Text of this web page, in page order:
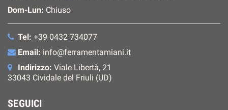
Dom-Lun: Chiuso
Tel: +39 0432 734077
Email: info@ferramentamiani.it
Indirizzo: Viale Libertà, 21
33043 Cividale del Friuli (UD)
SEGUICI